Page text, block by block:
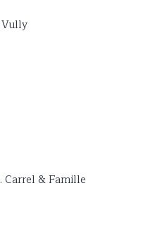
Carrel & Famille